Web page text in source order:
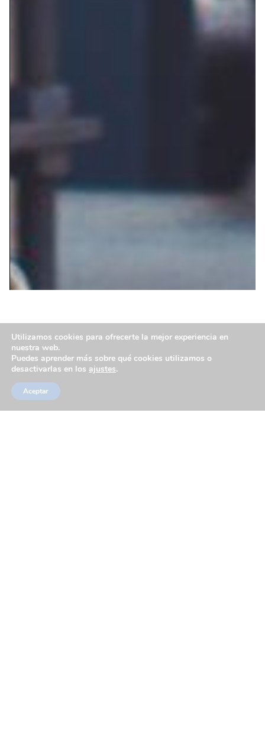
Utilizamos cookies para ofrecerte la mejor experiencia en
nuestra web.
Puedes aprender más sobre qué cookies utilizamos o
desactivarlas en los ajustes.
Aceptar